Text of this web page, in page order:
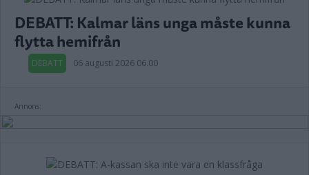
DEBATT: Kalmar läns unga måste kunna
flytta hemifrån
DEBATT 06 augusti 2026 06.00
Annons: